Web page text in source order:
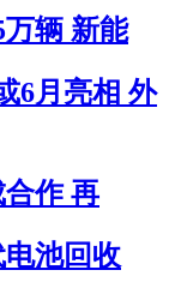
辆 新能
6月亮相 外
作 再
池回收